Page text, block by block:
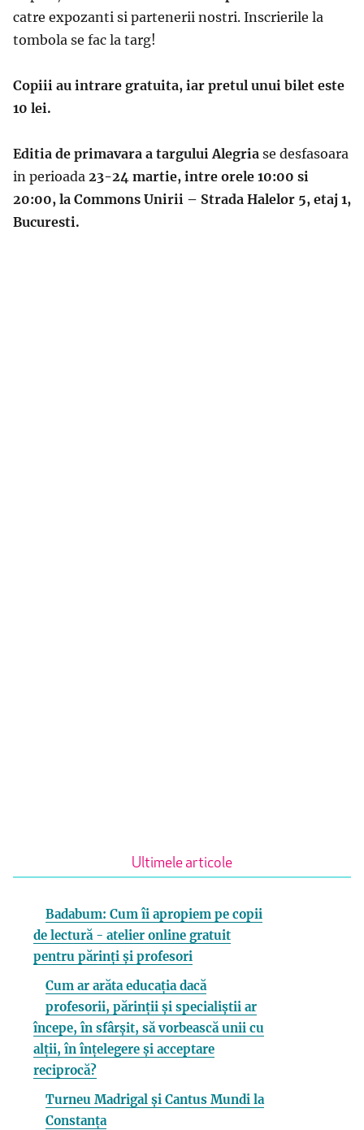
catre expozanti si partenerii nostri. Inscrierile la
tombola se fac la targ!
Copiii au intrare gratuita, iar pretul unui bilet este
10 lei.
Editia de primavara a targului Alegria se desfasoara
in perioada 23-24 martie, intre orele 10:00 si
20:00, la Commons Unirii – Strada Halelor 5, etaj 1,
Bucuresti.
Ultimele articole
Badabum: Cum îi apropiem pe copii
de lectură - atelier online gratuit
pentru părinți și profesori
Cum ar arăta educația dacă
profesorii, părinții și specialiștii ar
începe, în sfârșit, să vorbească unii cu
alții, în înțelegere și acceptare
reciprocă?
Turneu Madrigal și Cantus Mundi la
Constanța